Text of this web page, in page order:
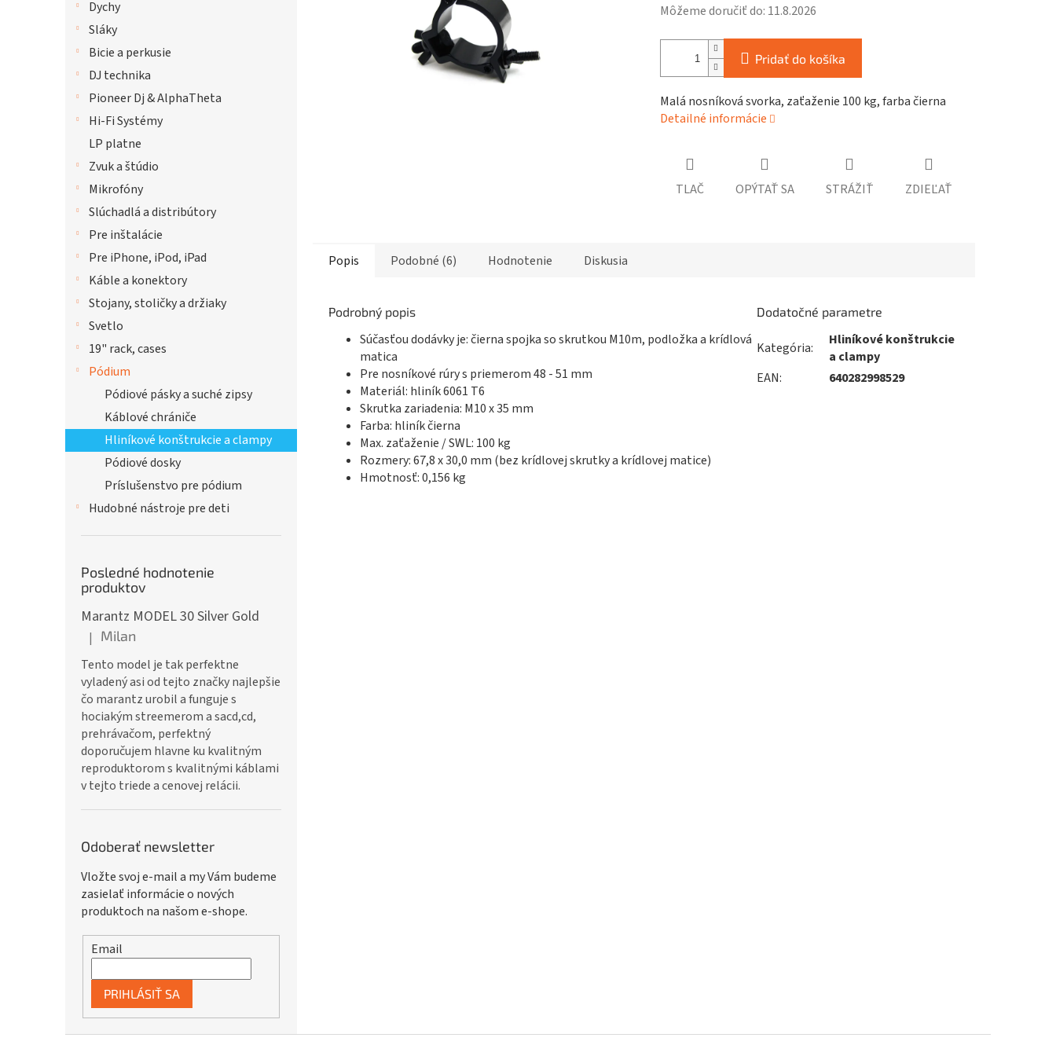
Dychy
Sláky
Bicie a perkusie
DJ technika
Pioneer Dj & AlphaTheta
Hi-Fi Systémy
LP platne
Zvuk a štúdio
Mikrofóny
Slúchadlá a distribútory
Pre inštalácie
Pre iPhone, iPod, iPad
Káble a konektory
Stojany, stoličky a držiaky
Svetlo
19" rack, cases
Pódium
Pódiové pásky a suché zipsy
Káblové chrániče
Hliníkové konštrukcie a clampy
Pódiové dosky
Príslušenstvo pre pódium
Hudobné nástroje pre deti
Posledné hodnotenie
produktov
Marantz MODEL 30 Silver Gold
Hodnotenie produktu je 5 z 5 hviezdičiek.
| Milan
Tento model je tak perfektne
vyladený asi od tejto značky najlepšie
čo marantz urobil a funguje s
hociakým streemerom a sacd,cd,
prehrávačom, perfektný
doporučujem hlavne ku kvalitným
reproduktorom s kvalitnými káblami
v tejto triede a cenovej relácii.
Odoberať newsletter
Vložte svoj e-mail a my Vám budeme
zasielať informácie o nových
produktoch na našom e-shope.
Email
PRIHLÁSIŤ SA
Môžeme doručiť do: 11.8.2026
Pridať do košíka
Malá nosníková svorka, zaťaženie 100 kg, farba čierna
Detailné informácie
TLAČ OPÝTAŤ SA STRÁŽIŤ ZDIEĽAŤ
Popis Podobné (6) Hodnotenie Diskusia
Podrobný popis
Súčasťou dodávky je: čierna spojka so skrutkou M10m, podložka a krídlová
matica
Pre nosníkové rúry s priemerom 48 - 51 mm
Materiál: hliník 6061 T6
Skrutka zariadenia: M10 x 35 mm
Farba: hliník čierna
Max. zaťaženie / SWL: 100 kg
Rozmery: 67,8 x 30,0 mm (bez krídlovej skrutky a krídlovej matice)
Hmotnosť: 0,156 kg
Dodatočné parametre
Kategória:
Hliníkové konštrukcie
a clampy
EAN: 640282998529